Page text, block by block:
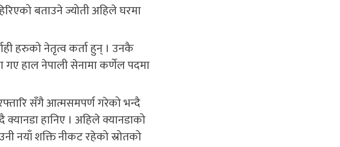
बताउने ज्योती अहिले घरमा
हरुको नेतृत्व कर्ता हुन् । उनकै
गए हाल नेपाली सेनामा कर्णेल पदमा
सँगै आत्मसमपर्ण गरेको भन्दै
क्यानडा हानिए । अहिले क्यानडाको
नयाँ शक्ति नीकट रहेको स्रोतको